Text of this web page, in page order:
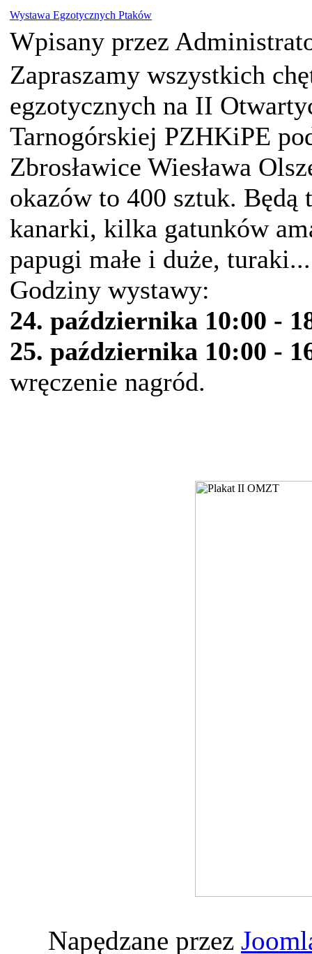
Wystawa Egzotycznych Ptaków
Wpisany przez
Zapraszamy wszystkich
egzotycznych na II
Tarnogórskiej PZHKiPE
Zbrosławice Wiesława
okazów to 400 sztuk. Będą
kanarki, kilka gatunków
papugi małe i duże,
Godziny wystawy:
24. października 10:00 -
25. października 10:00 -
wręczenie nagród.
Napędzane przez